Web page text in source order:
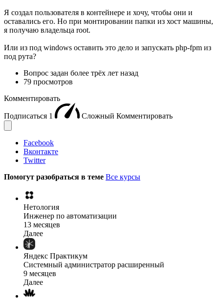
Я создал пользователя в контейнере и хочу, чтобы они и
оставались его. Но при монтировании папки из хост машины,
я получаю владельца root.
Или из под windows оставить это дело и запускать php-fpm из
под рута?
Вопрос задан более трёх лет назад
79 просмотров
Комментировать
Подписаться 1 Сложный Комментировать
Facebook
Вконтакте
Twitter
Помогут разобраться в теме Все курсы
Нетология
Инженер по автоматизации
13 месяцев
Далее
Яндекс Практикум
Системный администратор расширенный
9 месяцев
Далее